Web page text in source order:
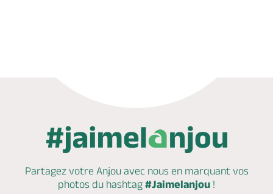
Partagez votre Anjou avec nous en marquantvos
photos du hashtag #Jaimelanjou !